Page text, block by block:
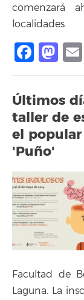
comenzará
localidades.
Últimos
taller de
el
'Puño'
Facultad de
Laguna. La